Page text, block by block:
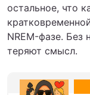
остальное, что
NREM-фазе. Без
теряют смысл.